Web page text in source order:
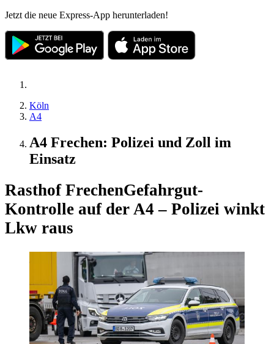
Jetzt die neue Express-App herunterladen!
Köln
A4
A4 Frechen: Polizei und Zoll im
Einsatz
Rasthof FrechenGefahrgut-
Kontrolle auf der A4 – Polizei winkt
Lkw raus